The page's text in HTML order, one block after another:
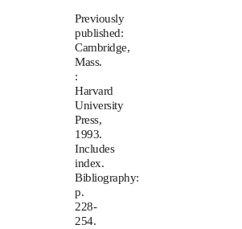
Previously
published:
Cambridge,
Mass.
:
Harvard
University
Press,
1993.
Includes
index.
Bibliography:
p.
228-
254.